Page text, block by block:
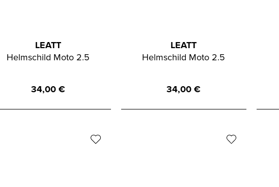
LEATT
Helmschild Moto 2.5
34,00€
LEATT
Helmschild Moto 2.5
34,00€